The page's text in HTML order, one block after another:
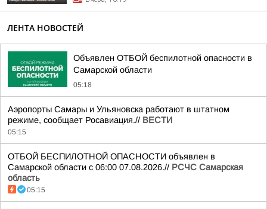
ЛЕНТА НОВОСТЕЙ
Объявлен ОТБОЙ беспилотной опасности в
Самарской области
05:18
Аэропорты Самары и Ульяновска работают в штатном
режиме, сообщает Росавиация.// ВЕСТИ
05:15
ОТБОЙ БЕСПИЛОТНОЙ ОПАСНОСТИ объявлен в
Самарской области с 06:00 07.08.2026.// РСЧС Самарская
область
05:15